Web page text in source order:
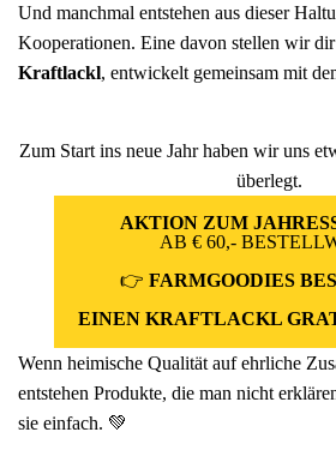
BIO Mehl Roggen
Öl & Essig Goodies
alle Geschenke ansehen
Und manchmal entstehen aus dieser
Kooperationen. Eine davon stellen wir
Kraftlackl, entwickelt gemeinsam mit
Zum Start ins neue Jahr haben wir uns
überlegt.
AKTION ZUM
AB € 60,-
👉 FARMGOODIES
EINEN KRAFTLACKL
Wenn heimische Qualität auf ehrliche
entstehen Produkte, die man nicht
sie einfach. 💚